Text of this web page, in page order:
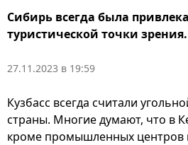
Сибирь всегда была
туристической точки зрения.
27.11.2023 в 19:59
Кузбасс всегда считали
страны. Многие думают, что в
кроме промышленных центров